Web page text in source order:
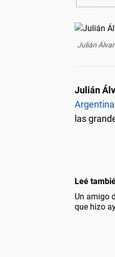
Julián
Julián
Argentina
las
Leé
Un amigo
que hizo